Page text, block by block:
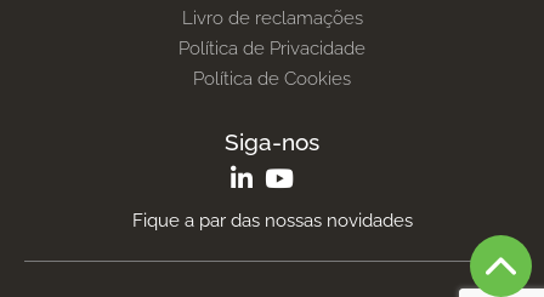
Livro de reclamações
Política de Privacidade
Política de Cookies
Siga-nos
Fique a par das nossas novidades